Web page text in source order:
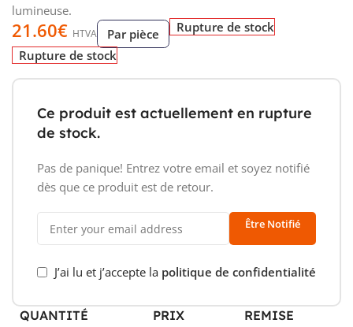
lumineuse.
21.60€ HTVA Par pièce
Rupture de stock
Rupture de stock
Ce produit est actuellement en rupture
de stock.
Pas de panique! Entrez votre email et soyez notifié
dès que ce produit est de retour.
Être Notifié
J’ai lu et j’accepte la politique de confidentialité
QUANTITÉ PRIX REMISE